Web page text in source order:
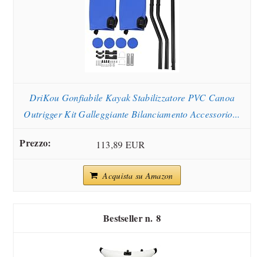
DriKou Gonfiabile Kayak Stabilizzatore PVC Canoa
Outrigger Kit Galleggiante Bilanciamento Accessorio...
113,89 EUR
Acquista su Amazon
8